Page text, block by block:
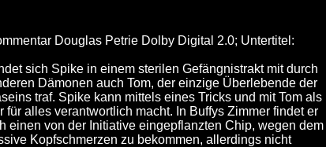
Douglas Petrie Dolby Digital 2.0; Untertitel:
sich Spike in einem sterilen Gefängnistrakt mit durch
Dämonen auch Tom, der einzige Überlebende der
traf. Spike kann mittels eines Tricks und mit Tom als
alles verantwortlich macht. In Buffys Zimmer findet er
einen von der Initiative eingepflanzten Chip, wegen dem
Kopfschmerzen zu bekommen, allerdings nicht